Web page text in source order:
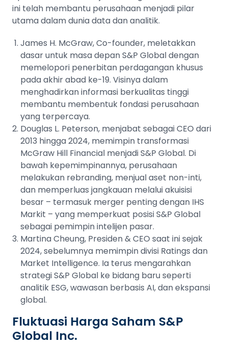
ini telah membantu perusahaan menjadi pilar
utama dalam dunia data dan analitik.
James H. McGraw, Co-founder, meletakkan
dasar untuk masa depan S&P Global dengan
memelopori penerbitan perdagangan khusus
pada akhir abad ke-19. Visinya dalam
menghadirkan informasi berkualitas tinggi
membantu membentuk fondasi perusahaan
yang terpercaya.
Douglas L. Peterson, menjabat sebagai CEO dari
2013 hingga 2024, memimpin transformasi
McGraw Hill Financial menjadi S&P Global. Di
bawah kepemimpinannya, perusahaan
melakukan rebranding, menjual aset non-inti,
dan memperluas jangkauan melalui akuisisi
besar – termasuk merger penting dengan IHS
Markit – yang memperkuat posisi S&P Global
sebagai pemimpin intelijen pasar.
Martina Cheung, Presiden & CEO saat ini sejak
2024, sebelumnya memimpin divisi Ratings dan
Market Intelligence. Ia terus mengarahkan
strategi S&P Global ke bidang baru seperti
analitik ESG, wawasan berbasis AI, dan ekspansi
global.
Fluktuasi Harga Saham S&P
Global Inc.